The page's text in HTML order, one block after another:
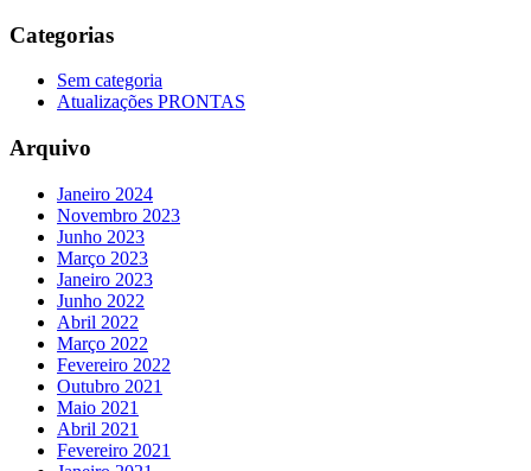
Categorias
Sem categoria
Atualizações PRONTAS
Arquivo
Janeiro 2024
Novembro 2023
Junho 2023
Março 2023
Janeiro 2023
Junho 2022
Abril 2022
Março 2022
Fevereiro 2022
Outubro 2021
Maio 2021
Abril 2021
Fevereiro 2021